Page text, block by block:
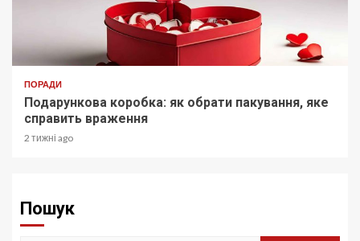
ПОРАДИ
Подарункова коробка: як обрати пакування, яке
справить враження
2 тижні ago
Пошук